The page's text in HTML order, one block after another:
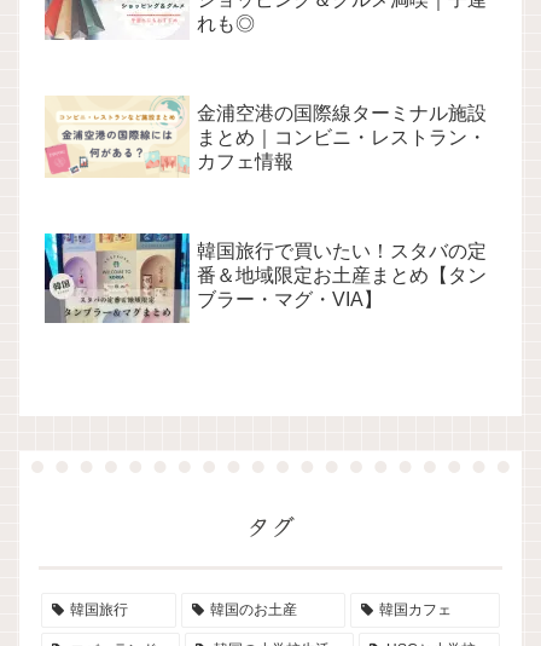
れも◎
金浦空港の国際線ターミナル施設
まとめ｜コンビニ・レストラン・
カフェ情報
韓国旅行で買いたい！スタバの定
番＆地域限定お土産まとめ【タン
ブラー・マグ・VIA】
タグ
韓国旅行 韓国のお土産 韓国カフェ